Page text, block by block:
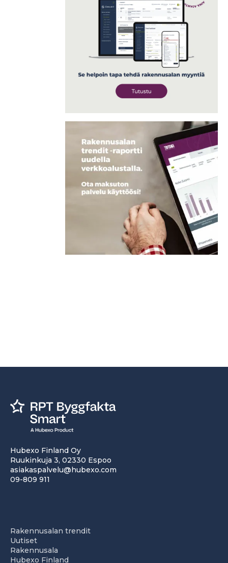
Hubexo Finland Oy
Ruukinkuja 3, 02330 Espoo
asiakaspalvelu@hubexo.com
09-809 911
Rakennusalan trendit
Uutiset
Rakennusala
Hubexo Finland